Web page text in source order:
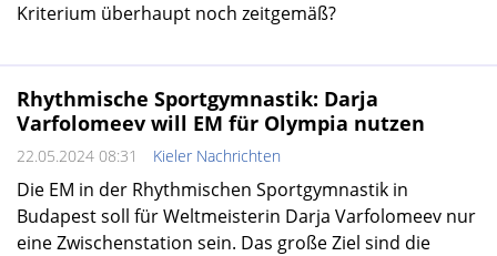
Kriterium überhaupt noch zeitgemäß?
Rhythmische Sportgymnastik: Darja
Varfolomeev will EM für Olympia nutzen
22.05.2024 08:31 Kieler Nachrichten
Die EM in der Rhythmischen Sportgymnastik in
Budapest soll für Weltmeisterin Darja Varfolomeev nur
eine Zwischenstation sein. Das große Ziel sind die